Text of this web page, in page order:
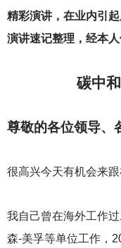
精彩演讲，在业内引
演讲速记整理，经本人
碳中
尊敬的各位领导、
很高兴今天有机会来
我自己曾在海外工作
森-美孚等单位工作，